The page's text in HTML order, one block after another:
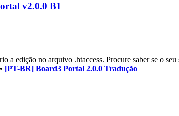
v2.0.0 B1
a edição no arquivo .htaccess. Procure saber se o
• [PT-BR] Board3 Portal 2.0.0 Tradução